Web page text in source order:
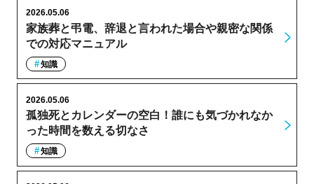
家族葬と弔電、辞退と言われた場合や親密な関係
での対応マニュアル
2026.05.06
知識
孤独死とカレンダーの空白！誰にも気づかれなか
った時間を数える切なさ
2026.05.06
知識